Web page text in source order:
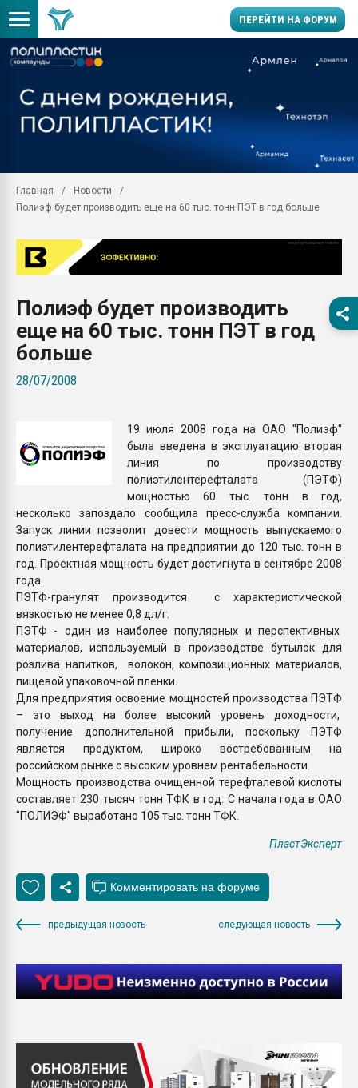
ПЕРЕЙТИ НА ФОРУМ
заводу пластмасс"
28.07.2026
пластмасс
28.07.2026
ситуацией на
ПЕРЕЙТИ НА
Главная
Новости
Полиэф будет производить еще на 60 тыс. тонн ПЭТ в год больше
Полиэф будет производить
еще на 60 тыс. тонн ПЭТ в год
больше
28/07/2008
19 июля 2008 года на ОАО "Полиэф"
была введена в эксплуатацию вторая
линия по производству
полиэтилентерефталата (ПЭТФ)
мощностью 60 тыс. тонн в год,
несколько запоздало сообщила пресс-служба компании.
Запуск линии позволит довести мощность выпускаемого
полиэтилентерефталата на предприятии до 120 тыс. тонн в
год. Проектная мощность будет достигнута в сентябре 2008
года.
ПЭТФ-гранулят производится с характеристической
вязкостью не менее 0,8 дл/г.
ПЭТФ - один из наиболее популярных и перспективных
материалов, используемый в производстве бутылок для
розлива напитков, волокон, композиционных материалов,
пищевой упаковочной пленки.
Для предприятия освоение мощностей производства ПЭТФ
– это выход на более высокий уровень доходности,
получение дополнительной прибыли, поскольку ПЭТФ
является продуктом, широко востребованным на
российском рынке с высоким уровнем рентабельности.
Мощность производства очищенной терефталевой кислоты
составляет 230 тысяч тонн ТФК в год. С начала года в ОАО
"ПОЛИЭФ" выработано 105 тыс. тонн ТФК.
ПластЭксперт
предыдущая новость следующая новость